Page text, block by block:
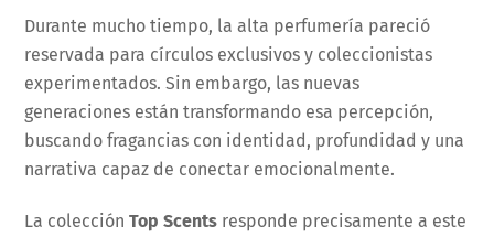
Durante mucho tiempo, la alta perfumería pareció
reservada para círculos exclusivos y coleccionistas
experimentados. Sin embargo, las nuevas
generaciones están transformando esa percepción,
buscando fragancias con identidad, profundidad y una
narrativa capaz de conectar emocionalmente.
La colecciónTop Scents responde precisamente a este